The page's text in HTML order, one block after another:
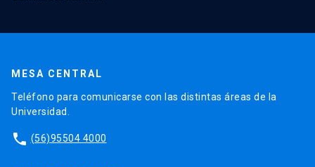
MESA CENTRAL
Teléfono para comunicarse con las distintas áreas de la
Universidad.
phone (56)95504 4000